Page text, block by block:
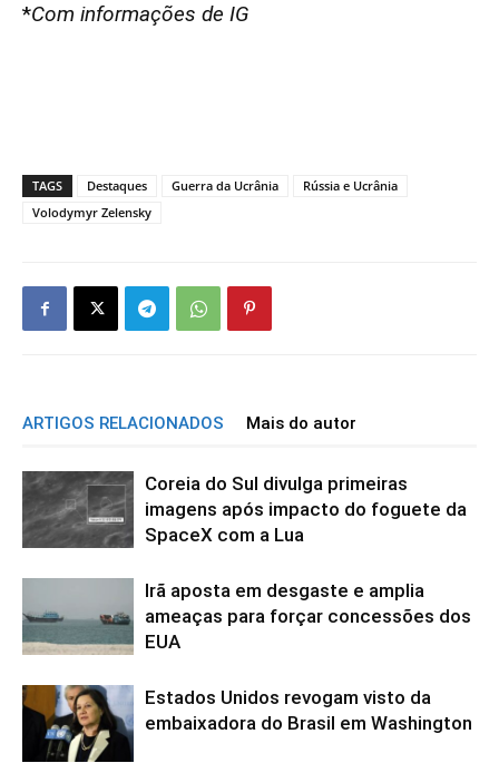
*Com informações de IG
TAGS Destaques Guerra da Ucrânia
Rússia e Ucrânia
Volodymyr Zelensky
ARTIGOS RELACIONADOS Mais do autor
Coreia do Sul divulga primeiras
imagens após impacto do foguete da
SpaceX com a Lua
Irã aposta em desgaste e amplia
ameaças para forçar concessões dos
EUA
Estados Unidos revogam visto da
embaixadora do Brasil em Washington